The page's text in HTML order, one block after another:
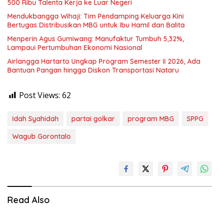
500 Ribu Talenta Kerja ke Luar Negeri
Mendukbangga Wihaji: Tim Pendamping Keluarga Kini
Bertugas Distribusikan MBG untuk Ibu Hamil dan Balita
Menperin Agus Gumiwang: Manufaktur Tumbuh 5,32%,
Lampaui Pertumbuhan Ekonomi Nasional
Airlangga Hartarto Ungkap Program Semester II 2026, Ada
Bantuan Pangan hingga Diskon Transportasi Nataru
Post Views: 62
Idah Syahidah partai golkar program MBG
SPPG
Wagub Gorontalo
Read Also